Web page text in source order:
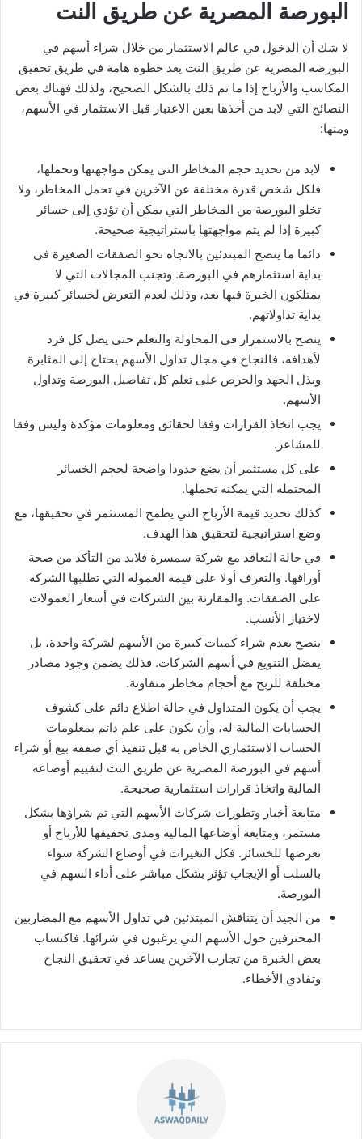
البورصة المصرية عن طريق النت
لا شك أن الدخول في عالم الاستثمار من خلال شراء أسهم في
البورصة المصرية عن طريق النت يعد خطوة هامة في طريق تحقيق
المكاسب والأرباح إذا ما تم ذلك بالشكل الصحيح، ولذلك فهناك بعض
النصائح التي لابد من أخذها بعين الاعتبار قبل الاستثمار في الأسهم،
ومنها:
لابد من تحديد حجم المخاطر التي يمكن مواجهتها وتحملها،
فلكل شخص قدرة مختلفة عن الآخرين في تحمل المخاطر، ولا
تخلو البورصة من المخاطر التي يمكن أن تؤدي إلى خسائر
كبيرة إذا لم يتم مواجهتها باستراتيجية صحيحة.
دائما ما ينصح المبتدئين بالاتجاه نحو الصفقات الصغيرة في
بداية استثمارهم في البورصة. وتجنب المجالات التي لا
يمتلكون الخبرة فيها بعد، وذلك لعدم التعرض لخسائر كبيرة في
بداية تداولاتهم.
ينصح بالاستمرار في المحاولة والتعلم حتى يصل كل فرد
لأهدافه، فالنجاح في مجال تداول الأسهم يحتاج إلى المثابرة
وبذل الجهد والحرص على تعلم كل تفاصيل البورصة وتداول
الأسهم.
يجب اتخاذ القرارات وفقا لحقائق ومعلومات مؤكدة وليس وفقا
للمشاعر.
على كل مستثمر أن يضع حدودا واضحة لحجم الخسائر
المحتملة التي يمكنه تحملها.
كذلك تحديد قيمة الأرباح التي يطمح المستثمر في تحقيقها، مع
وضع استراتيجية لتحقيق هذا الهدف.
في حالة التعاقد مع شركة سمسرة فلابد من التأكد من صحة
أوراقها. والتعرف أولا على قيمة العمولة التي تطلبها الشركة
على الصفقات. والمقارنة بين الشركات في أسعار العمولات
لاختيار الأنسب.
ينصح بعدم شراء كميات كبيرة من الأسهم لشركة واحدة، بل
يفضل التنويع في أسهم الشركات. فذلك يضمن وجود مصادر
مختلفة للربح مع أحجام مخاطر متفاوتة.
يجب أن يكون المتداول في حالة اطلاع دائم على كشوف
الحسابات المالية له، وأن يكون على علم دائم بمعلومات
الحساب الاستثماري الخاص به قبل تنفيذ أي صفقة بيع أو شراء
أسهم في البورصة المصرية عن طريق النت لتقييم أوضاعه
المالية واتخاذ قرارات استثمارية صحيحة.
متابعة أخبار وتطورات شركات الأسهم التي تم شراؤها بشكل
مستمر، ومتابعة أوضاعها المالية ومدى تحقيقها للأرباح أو
تعرضها للخسائر. فكل التغيرات في أوضاع الشركة سواء
بالسلب أو الإيجاب تؤثر بشكل مباشر على أداء السهم في
البورصة.
من الجيد أن يتناقش المبتدئين في تداول الأسهم مع المضاربين
المحترفين حول الأسهم التي يرغبون في شرائها. فاكتساب
بعض الخبرة من تجارب الآخرين يساعد في تحقيق النجاح
وتفادي الأخطاء.